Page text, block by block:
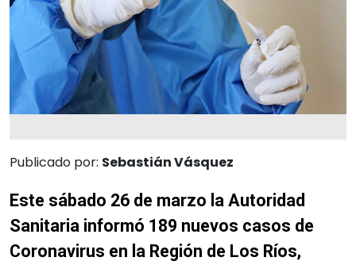
Publicado por: Sebastián Vásquez
Este sábado 26 de marzo la Autoridad
Sanitaria informó 189 nuevos casos de
Coronavirus en la Región de Los Ríos,